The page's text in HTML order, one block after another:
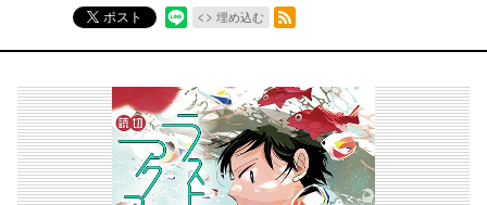
ポスト 埋め込む
RSSフィード